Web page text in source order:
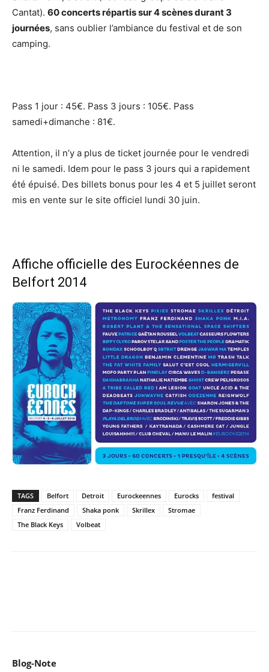
Cantat). 60 concerts répartis sur 4 scènes durant 3
journées, sans oublier l’ambiance du festival et de son
camping.
Pass 1 jour : 45€. Pass 3 jours : 105€. Pass
samedi+dimanche : 81€.
Attention, il n’y a plus de ticket journée pour le vendredi
ni le samedi. Idem pour le pass 3 jours qui a rapidement
été épuisé. Des billets bonus pour les 4 et 5 juillet seront
mis en vente sur le site officiel lundi 30 juin.
Affiche officielle des Eurockéennes de
Belfort 2014
TAGS Belfort Detroit Eurockeennes Eurocks
festival
Franz Ferdinand
Shaka ponk Skrillex
Stromae
The Black Keys
Volbeat
Blog-Note